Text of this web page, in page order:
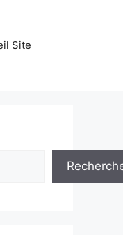
Site